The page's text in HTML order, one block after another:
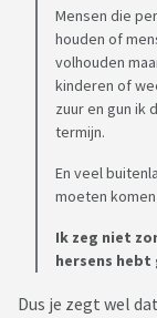
Mensen die
houden of
volhouden
kinderen of
zuur en gun ik
termijn.
En veel
moeten
Ik zeg niet
hersens
Dus je zegt wel